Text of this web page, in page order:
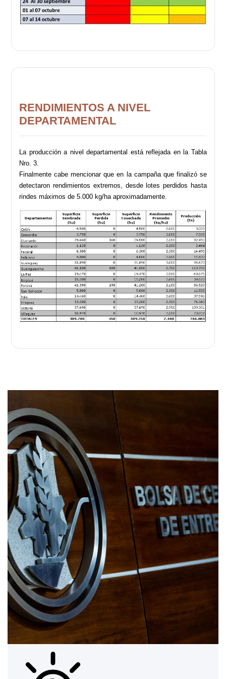
RENDIMIENTOS A NIVEL
DEPARTAMENTAL
La producción a nivel departamental está reflejada en la Tabla
Nro. 3.
Finalmente cabe mencionar que en la campaña que finalizó se
detectaron rendimientos extremos, desde lotes perdidos hasta
rindes máximos de 5.000 kg/ha aproximadamente.